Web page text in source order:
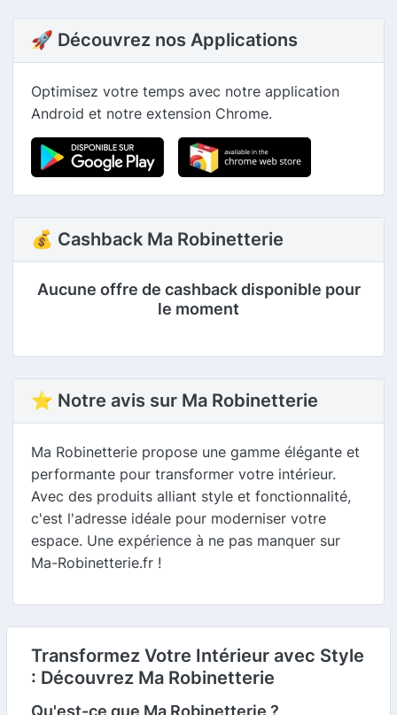
🚀 Découvrez nos Applications
Optimisez votre temps avec notre application
Android et notre extension Chrome.
💰 Cashback Ma Robinetterie
Aucune offre de cashback disponible pour
le moment
⭐ Notre avis sur Ma Robinetterie
Ma Robinetterie propose une gamme élégante et
performante pour transformer votre intérieur.
Avec des produits alliant style et fonctionnalité,
c'est l'adresse idéale pour moderniser votre
espace. Une expérience à ne pas manquer sur
Ma-Robinetterie.fr !
Transformez Votre Intérieur avec Style
: Découvrez Ma Robinetterie
Qu'est-ce que Ma Robinetterie ?